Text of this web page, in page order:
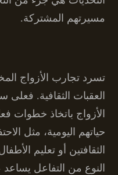
مسيرتهم المشتركة.
تسرد تجارب الأزواج
العقبات الثقافية. فعلى
الأزواج باتخاذ خطوات
حياتهم اليومية، مثل
الثقافتين أو تعليم
النوع من التفاعل